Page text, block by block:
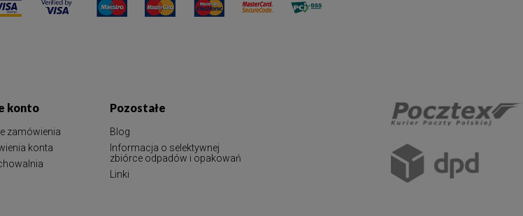
konto
zamówienia
konta
Pozostałe
Blog
Informacja o selektywnej
zbiórce odpadów i opakowań
Linki